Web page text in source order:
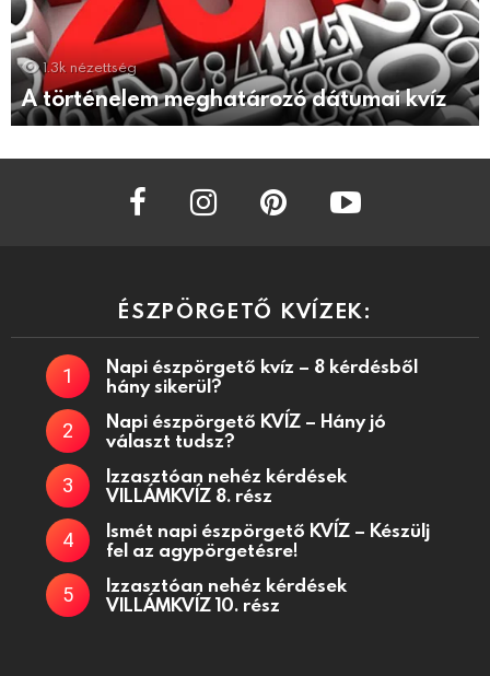
1.3k nézettség
A történelem meghatározó dátumai kvíz
facebook instagram
ÉSZPÖRGETŐ KVÍZEK:
Napi észpörgető kvíz – 8 kérdésből
hány sikerül?
Napi észpörgető KVÍZ – Hány jó
választ tudsz?
Izzasztóan nehéz kérdések
VILLÁMKVÍZ 8. rész
Ismét napi észpörgető KVÍZ – Készülj
fel az agypörgetésre!
Izzasztóan nehéz kérdések
VILLÁMKVÍZ 10. rész